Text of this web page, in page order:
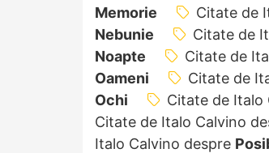
Memorie
Citate de
Nebunie
Citate de
Noapte
Citate de
Oameni
Citate de
Ochi
Citate de Italo
Citate de Italo Calvino
Italo Calvino despre